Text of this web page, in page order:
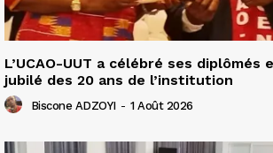
L’UCAO-UUT a célébré ses diplômés
jubilé des 20 ans de l’institution
Biscone ADZOYI - 1 Août 2026